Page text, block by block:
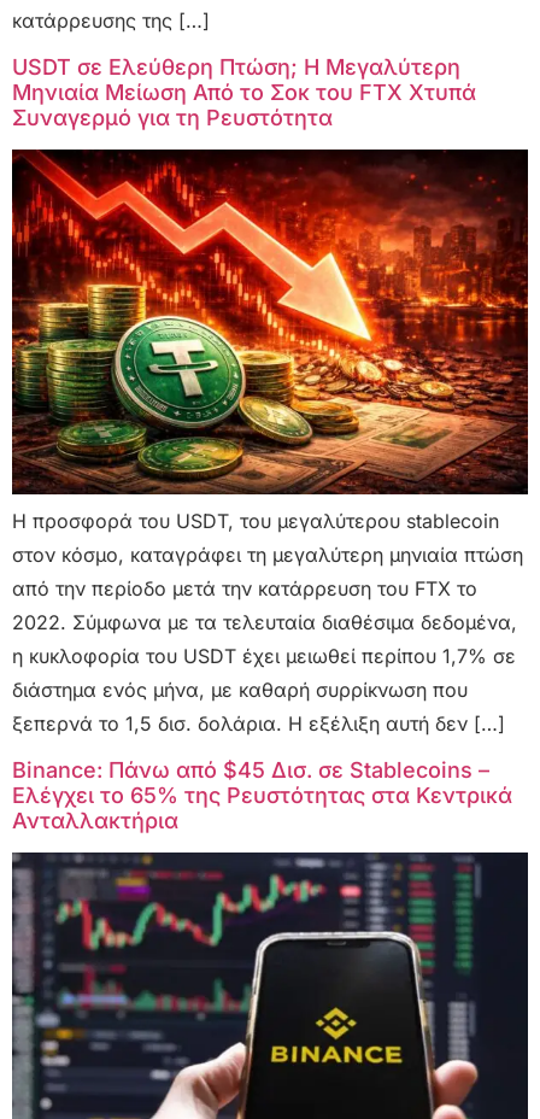
κατάρρευσης της […]
USDT σε Ελεύθερη Πτώση; Η Μεγαλύτερη
Μηνιαία Μείωση Από το Σοκ του FTX Χτυπά
Συναγερμό για τη Ρευστότητα
Η προσφορά του USDT, του μεγαλύτερου stablecoin
στον κόσμο, καταγράφει τη μεγαλύτερη μηνιαία πτώση
από την περίοδο μετά την κατάρρευση του FTX το
2022. Σύμφωνα με τα τελευταία διαθέσιμα δεδομένα,
η κυκλοφορία του USDT έχει μειωθεί περίπου 1,7% σε
διάστημα ενός μήνα, με καθαρή συρρίκνωση που
ξεπερνά το 1,5 δισ. δολάρια. Η εξέλιξη αυτή δεν […]
Binance: Πάνω από $45 Δισ. σε Stablecoins –
Ελέγχει το 65% της Ρευστότητας στα Κεντρικά
Ανταλλακτήρια